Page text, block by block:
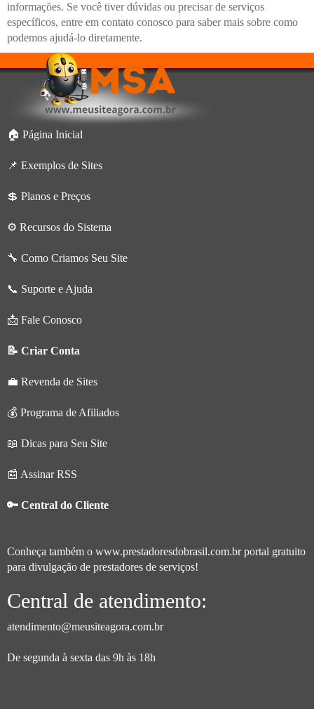
informações. Se você tiver dúvidas ou precisar de serviços
específicos, entre em contato conosco para saber mais sobre como
podemos ajudá-lo diretamente.
🏠 Página Inicial
📌 Exemplos de Sites
💲 Planos e Preços
⚙️ Recursos do Sistema
🔧 Como Criamos Seu Site
📞 Suporte e Ajuda
📩 Fale Conosco
📝 Criar Conta
💼 Revenda de Sites
💰 Programa de Afiliados
📖 Dicas para Seu Site
📰 Assinar RSS
🔑 Central do Cliente
Conheça também o www.prestadoresdobrasil.com.brportal gratuito
para divulgação de prestadores de serviços!
Central de atendimento:
atendimento@meusiteagora.com.br
De segunda à sexta das 9h às 18h